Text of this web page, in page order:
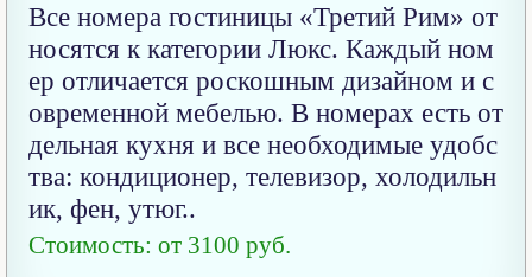
Все номера гостиницы «Третий Рим» от
носятся к категории Люкс. Каждый ном
ер отличается роскошным дизайном и с
овременной мебелью. В номерах есть от
дельная кухня и все необходимые удобс
тва: кондиционер, телевизор, холодильн
ик, фен, утюг..
Стоимость: от 3100 руб.